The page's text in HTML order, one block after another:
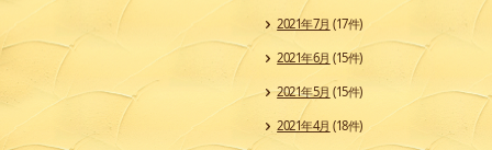
2021年7月 (17件)
2021年6月 (15件)
2021年5月 (15件)
2021年4月 (18件)